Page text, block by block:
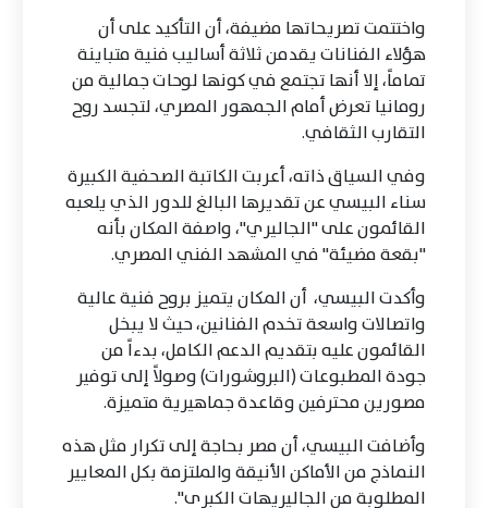
واختتمت تصريحاتها مضيفة، أن التأكيد على أن
هؤلاء الفنانات يقدمن ثلاثة أساليب فنية متباينة
تماماً، إلا أنها تجتمع في كونها لوحات جمالية من
رومانيا تعرض أمام الجمهور المصري، لتجسد روح
التقارب الثقافي.
وفي السياق ذاته، أعربت الكاتبة الصحفية الكبيرة
سناء البيسي عن تقديرها البالغ للدور الذي يلعبه
القائمون على "الجاليري"، واصفة المكان بأنه
"بقعة مضيئة" في المشهد الفني المصري.
وأكدت البيسي، أن المكان يتميز بروح فنية عالية
واتصالات واسعة تخدم الفنانين، حيث لا يبخل
القائمون عليه بتقديم الدعم الكامل، بدءاً من
جودة المطبوعات (البروشورات) وصولاً إلى توفير
مصورين محترفين وقاعدة جماهيرية متميزة.
وأضافت البيسي، أن مصر بحاجة إلى تكرار مثل هذه
النماذج من الأماكن الأنيقة والملتزمة بكل المعايير
المطلوبة من الجاليريهات الكبرى".